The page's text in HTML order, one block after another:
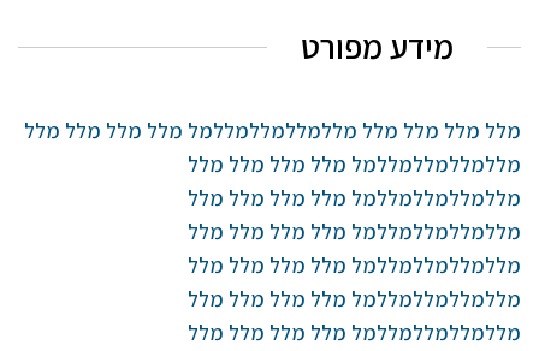
מידע מפורט
מלל מלל מלל מלל מללמללמללמללמל מלל מלל מלל מלל
מללמללמללמללמל מלל מלל מלל מלל
מללמללמללמללמל מלל מלל מלל מלל
מללמללמללמללמל מלל מלל מלל מלל
מללמללמללמללמל מלל מלל מלל מלל
מללמללמללמללמל מלל מלל מלל מלל
מללמללמללמללמל מלל מלל מלל מלל